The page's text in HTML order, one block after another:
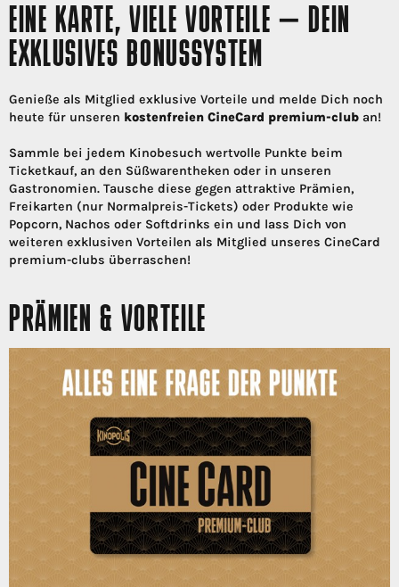
EINE KARTE, VIELE VORTEILE – DEIN
EXKLUSIVES BONUSSYSTEM
Genieße als Mitglied exklusive Vorteile und melde Dich noch
heute für unseren kostenfreien CineCard premium-club an!
Sammle bei jedem Kinobesuch wertvolle Punkte beim
Ticketkauf, an den Süßwarentheken oder in unseren
Gastronomien. Tausche diese gegen attraktive Prämien,
Freikarten (nur Normalpreis-Tickets) oder Produkte wie
Popcorn, Nachos oder Softdrinks ein und lass Dich von
weiteren exklusiven Vorteilen als Mitglied unseres CineCard
premium-clubs überraschen!
PRÄMIEN & VORTEILE